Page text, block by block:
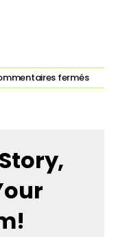
ferméssur
2025